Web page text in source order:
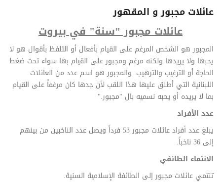
عائلات مجبور و المقهور
عائلات مجبور"سنة" في بيروت
المجبور هو الشخص المرغم على القيام بأفعال أو التلفظ بأقوال هو لا
يحبها ولا يريدها ولكنه مرغم ومجبورعلى القيام بها سواء تحت ضغط
الحاجة أو الترغيب والترهيب. والمجبور هو اسم عدد من العائلات
اللبنانية التي أطلق عليها هذا اللقب لأن جدها كان مرغماً على القيام
بما لا يريده أو يحبه نسميه بال "مجبور".
عدد الأفراد
يبلغ عدد أفراد عائلات مجبور 53 فرداً ويصل عدد الناخبين من بينهم
إلى 36 ناخباً
.
الانتماء الطائفي
تنتمي عائلات مجبور إلى الطائفة الإسلامية السنية.